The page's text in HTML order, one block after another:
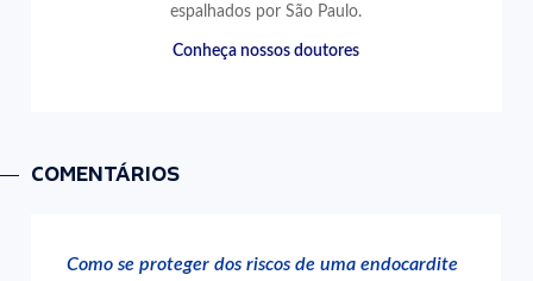
espalhados por São Paulo.
Conheça nossos doutores
COMENTÁRIOS
Como se proteger dos riscos de uma endocardite